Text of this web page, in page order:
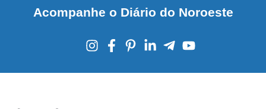
Acompanhe o Diário do Noroeste